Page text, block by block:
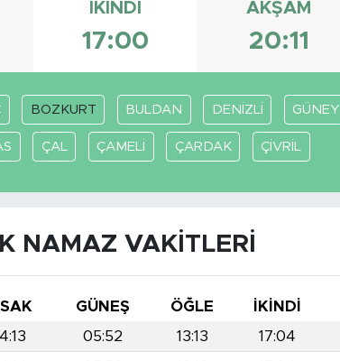
İKINDI
17:00
AKŞAM
20:11
BOZKURT BULDAN DENİZLİ GÜNEY
ÇAL ÇAMELİ ÇARDAK ÇİVRİL
NAMAZ VAKITLERI
GÜNEŞ ÖĞLE İKINDI
05:52 13:13 17:04